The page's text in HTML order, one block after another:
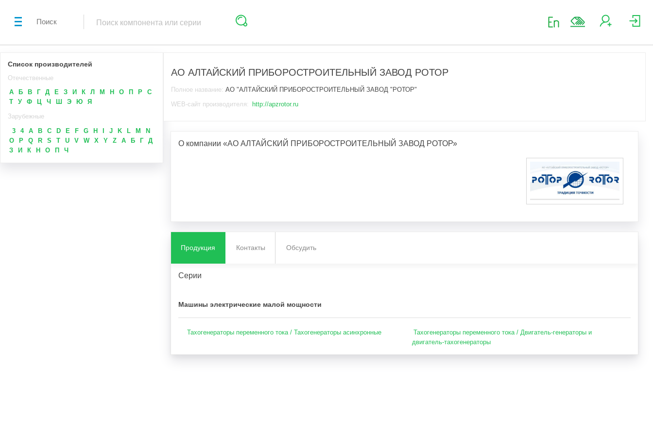
Поиск
Список производителей
Отечественные
А
Б В Г Д Е З И К Л М Н О П Р
С
Т
У Ф Ц Ч Ш Э Ю
Я
Зарубежные
3
4 A B C D E F G H J K L M
N
O
P Q R S T U V W X Y Z А Б Г
Д
З
И К Н О П Ч
АО АЛТАЙСКИЙ ПРИБОРОСТРОИТЕЛЬНЫЙ ЗАВОД РОТОР
Полное название: АО "АЛТАЙСКИЙ ПРИБОРОСТРОИТЕЛЬНЫЙ ЗАВОД "РОТОР"
WEB-сайт производителя:
http://apzrotor.ru
О компании «АО АЛТАЙСКИЙ ПРИБОРОСТРОИТЕЛЬНЫЙ ЗАВОД РОТОР»
Продукция Контакты Обсудить
Серии
Машины электрические малой мощности
Тахогенераторы переменного тока / Тахогенераторы асинхронные
Тахогенераторы переменного тока / Двигатель-генераторы и
двигатель-тахогенераторы